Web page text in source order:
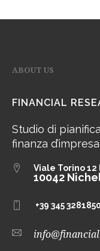
ABOUT US
FINANCIAL
Studio di
finanza d’impresa
Viale Torino 12
10042
+39 345 3281850